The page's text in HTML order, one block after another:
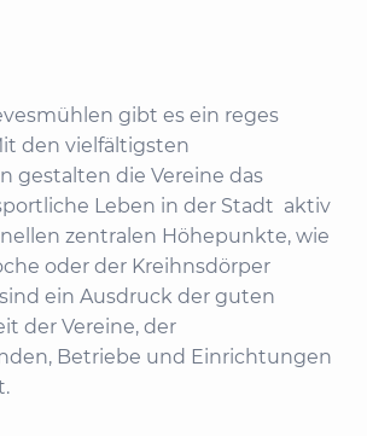
gibt es ein reges
den vielfältigsten
gestalten die Vereine das
Leben in der Stadt aktiv
zentralen Höhepunkte, wie
oder der Kreihnsdörper
ein Ausdruck der guten
der Vereine, der
Betriebe und Einrichtungen